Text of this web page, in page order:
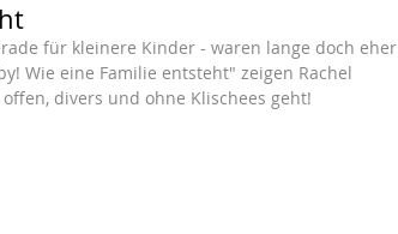
für kleinere Kinder - waren lange doch eher
Wie eine Familie entsteht" zeigen Rachel
divers und ohne Klischees geht!